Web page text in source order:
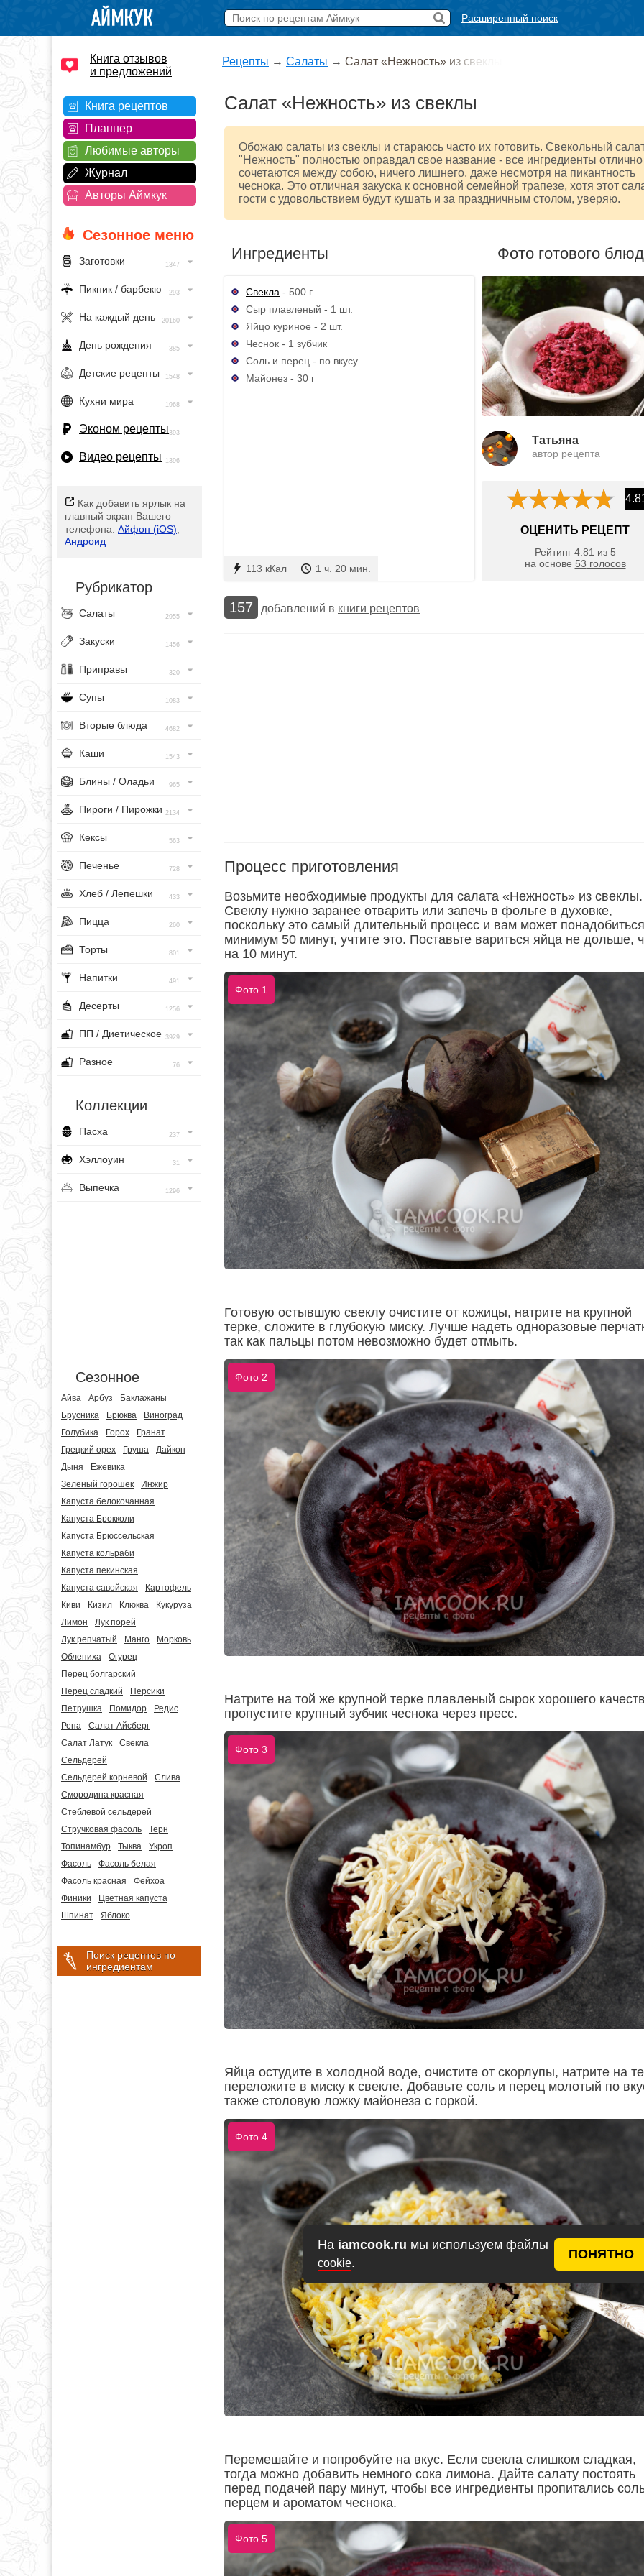
На iamcook.ru мы используем файлы
cookie.
ПОНЯТНО
Расширенный поиск
Книга отзывов
и предложений
Книга рецептов
Планнер
Любимые авторы
Журнал
Авторы Аймкук
Сезонное меню
Заготовки 1347
Пикник / барбекю 293
На каждый день 20160
День рождения 385
Детские рецепты 1548
Кухни мира 1968
Эконом рецепты393
Видео рецепты 1396
Как добавить ярлык на
главный экран Вашего
телефона: Айфон (iOS)
Андроид
Рубрикатор
Салаты 2955
Закуски 1456
Приправы 320
Супы 1083
Вторые блюда 4682
Каши 1543
Блины / Оладьи 965
Пироги / Пирожки 2134
Кексы 563
Печенье 728
Хлеб / Лепешки 433
Пицца 260
Торты 801
Напитки 491
Десерты 1256
ПП / Диетическое 3929
Разное 76
Коллекции
Пасха 237
Хэллоуин 31
Выпечка 1296
Сезонное
Айва Арбуз
Баклажаны
Брусника
Брюква
Виноград
Голубика
Горох
Гранат
Грецкий орех
Груша
Дайкон
Дыня
Ежевика
Зеленый горошек
Инжир
Капуста белокочанная
Капуста Брокколи
Капуста Брюссельская
Капуста кольраби
Капуста пекинская
Капуста савойская
Картофель
Киви
Кизил Клюква
Кукуруза
Лимон
Лук порей
Лук репчатый
Манго
Морковь
Облепиха
Огурец
Перец болгарский
Перец сладкий
Персики
Петрушка
Помидор
Редис
Репа
Салат Айсберг
Салат Латук
Свекла
Сельдерей
Сельдерей корневой
Слива
Смородина красная
Стеблевой сельдерей
Стручковая фасоль
Терн
Топинамбур
Тыква
Укроп
Фасоль
Фасоль белая
Фасоль красная
Фейхоа
Финики
Цветная капуста
Шпинат
Яблоко
Поиск рецептов по
ингредиентам
Рецепты → Салаты → Салат «Нежность» из свеклы
Салат «Нежность» из свеклы
Обожаю салаты из свеклы и стараюсь часто их готовить. Свекольный
"Нежность" полностью оправдал свое название - все ингредиенты отлично
сочетаются между собою, ничего лишнего, даже несмотря на пикантность
чеснока. Это отличная закуска к основной семейной трапезе, хотя этот
гости с удовольствием будут кушать и за праздничным столом, уверяю.
Ингредиенты
Свекла - 500 г
Сыр плавленый - 1 шт.
Яйцо куриное - 2 шт.
Чеснок - 1 зубчик
Соль и перец - по вкусу
Майонез - 30 г
113 кКал 1 ч. 20 мин.
Фото готового
Татьяна
автор рецепта
ОЦЕНИТЬ РЕЦЕПТ
Рейтинг 4.81 из 5
на основе 53 голосов
157 добавлений в книги рецептов
Процесс приготовления
Возьмите необходимые продукты для салата «Нежность» из свеклы.
Свеклу нужно заранее отварить или запечь в фольге в духовке,
поскольку это самый длительный процесс и вам может понадобиться
минимум 50 минут, учтите это. Поставьте вариться яйца не дольше,
на 10 минут.
Фото 1
Готовую остывшую свеклу очистите от кожицы, натрите на крупной
терке, сложите в глубокую миску. Лучше надеть одноразовые
так как пальцы потом невозможно будет отмыть.
Фото 2
Натрите на той же крупной терке плавленый сырок хорошего
пропустите крупный зубчик чеснока через пресс.
Фото 3
Яйца остудите в холодной воде, очистите от скорлупы, натрите на
переложите в миску к свекле. Добавьте соль и перец молотый по
также столовую ложку майонеза с горкой.
Фото 4
Перемешайте и попробуйте на вкус. Если свекла слишком сладкая,
тогда можно добавить немного сока лимона. Дайте салату постоять
перед подачей пару минут, чтобы все ингредиенты пропитались
перцем и ароматом чеснока.
Фото 5